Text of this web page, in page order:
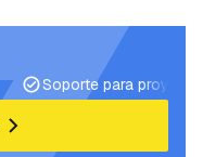
Soporte para